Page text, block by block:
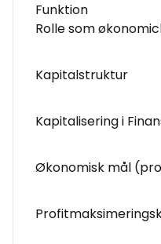
Funktion
Rolle som
Kapitalstruktur
Kapitalisering i
Økonomisk mål